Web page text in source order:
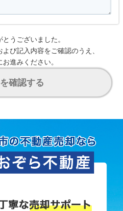
うございました。
よび記入内容をご確認のうえ、
進みください。
確認する